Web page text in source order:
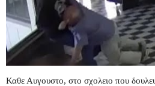
Καθε Αυγουστο, στο σχολειο που